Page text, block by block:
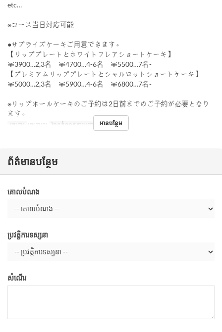
etc…
※コース当日対応可能
●サプライズケーキご用意できます。
【リッププレートとホワイトフレアショートケーキ】
￥3900…2,3名 ￥4700…4-6名 ￥5500…7名-
【プレミアムリッププレートとシャルロットショートケーキ】
￥5000…2,3名 ￥5900…4-6名 ￥6800…7名-
※リップホールケーキのご予約は2日前までのご予約が必要となり
ます。
អាហារ អាហារឡ ដែនកំណត់ការបញ្ជាទិញ 4 ~
អានបន្ថែម
ព័ត៌មានបន្ថែម
គោលបំណង
ប្រវត្តិការទស្សនា
សំណើរ